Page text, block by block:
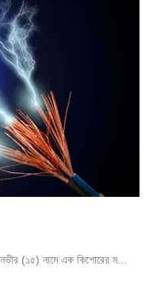
(১৫) নামে এক কিশোরের ম...